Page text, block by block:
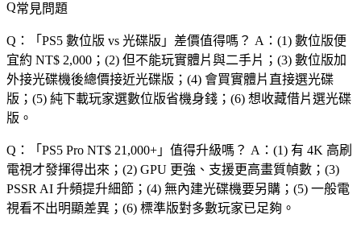
常見問題
Q：「 PS5 數位版 vs 光碟版 」差價值得嗎？ A：(1) 數位版便
宜約 NT$ 2,000；(2) 但不能玩實體片與二手片；(3) 數位版加
外接光碟機後總價接近光碟版；(4) 會買實體片直接選光碟
版；(5) 純下載玩家選數位版省機身錢；(6) 想收藏借片選光碟
版。
Q：「 PS5 Pro NT$ 21,000+ 」值得升級嗎？ A：(1) 有 4K 高刷
電視才發揮得出來；(2) GPU 更強、支援更高畫質幀數；(3)
PSSR AI 升頻提升細節；(4) 無內建光碟機要另購；(5) 一般電
視看不出明顯差異；(6) 標準版對多數玩家已足夠。